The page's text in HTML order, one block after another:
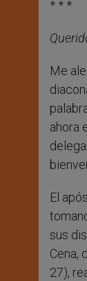
* * *
Me
ahora
El
sus
Cena,
27),